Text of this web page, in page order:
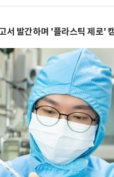
서 발간하며 '플라스틱 제로'